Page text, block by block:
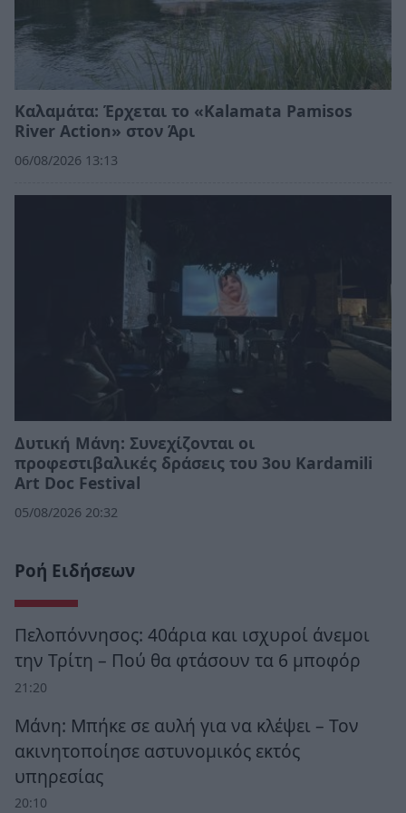
Καλαμάτα: Έρχεται το «Kalamata Pamisos
River Action» στον Άρι
06/08/2026 13:13
Δυτική Μάνη: Συνεχίζονται οι
προφεστιβαλικές δράσεις του 3ου Kardamili
Art Doc Festival
05/08/2026 20:32
Ροή Ειδήσεων
Πελοπόννησος: 40άρια και ισχυροί άνεμοι
την Τρίτη – Πού θα φτάσουν τα 6 μποφόρ
21:20
Μάνη: Μπήκε σε αυλή για να κλέψει – Τον
ακινητοποίησε αστυνομικός εκτός
υπηρεσίας
20:10